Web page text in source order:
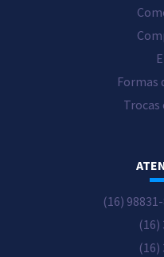
Formas
Trocas
(16)
(16)
(16)